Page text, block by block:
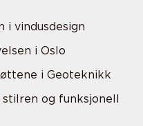
i vindusdesign
i Oslo
i Geoteknikk
og funksjonell